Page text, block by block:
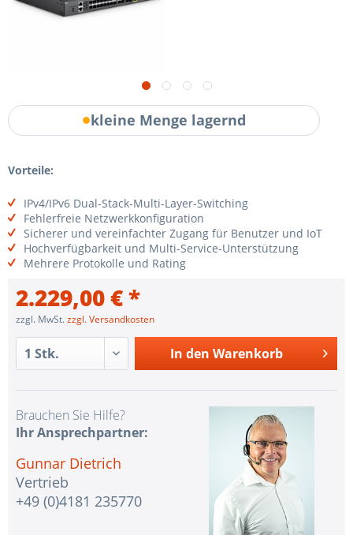
kleine Menge lagernd
Vorteile:
IPv4/IPv6 Dual-Stack-Multi-Layer-Switching
Fehlerfreie Netzwerkkonfiguration
Sicherer und vereinfachter Zugang für Benutzer und IoT
Hochverfügbarkeit und Multi-Service-Unterstützung
Mehrere Protokolle und Rating
2.229,00 € *
zzgl. MwSt.zzgl. Versandkosten
In den Warenkorb
Brauchen Sie Hilfe?
Ihr Ansprechpartner:
Gunnar Dietrich
Vertrieb
+49 (0)4181 235770